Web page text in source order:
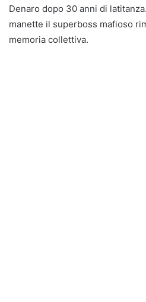
Denaro dopo 30 anni di
manette il superboss mafioso
memoria collettiva.